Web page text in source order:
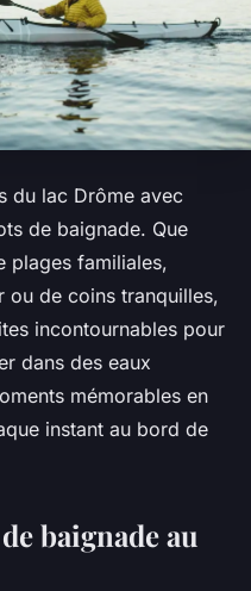
du lac Drôme avec
de baignade. Que
plages familiales,
ou de coins tranquilles,
incontournables pour
dans des eaux
mémorables en
instant au bord de
baignade au